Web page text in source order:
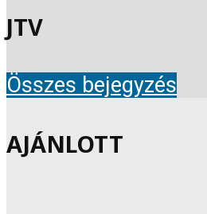
JTV
Összes bejegyzés
AJÁNLOTT